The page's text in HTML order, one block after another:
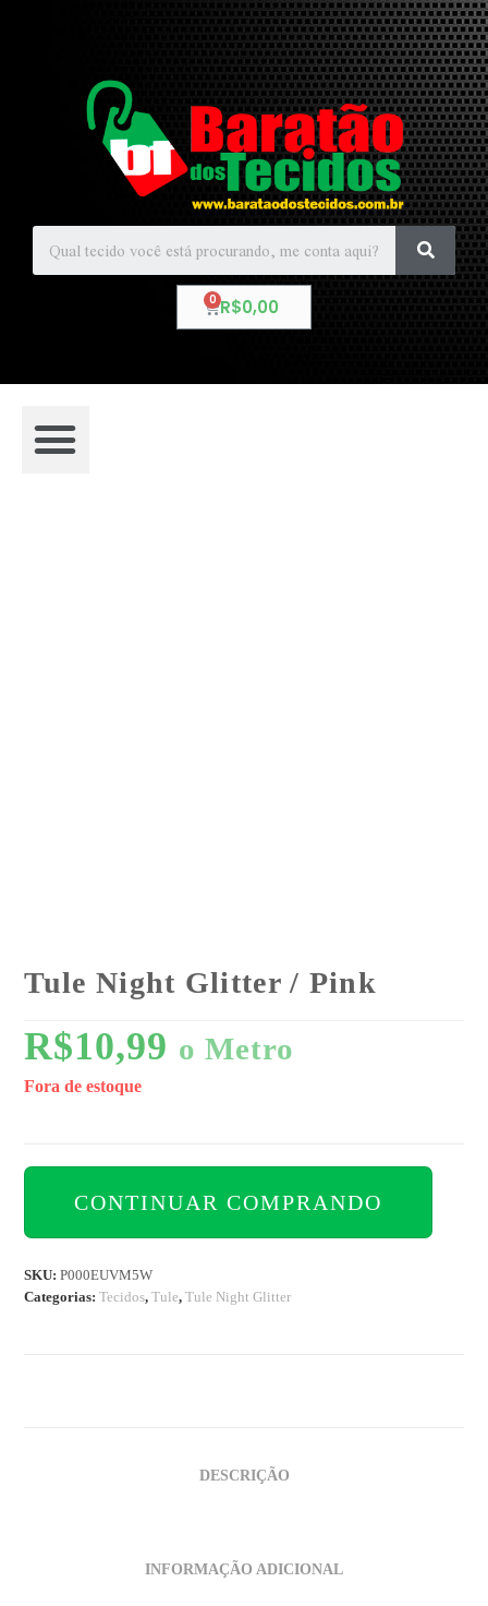
R$0,00
Tule Night Glitter / Pink
R$10,99 o Metro
Fora de estoque
CONTINUAR COMPRANDO
SKU:P000EUVM5W
Categorias:Tecidos,Tule,Tule Night Glitter
DESCRIÇÃO
INFORMAÇÃO ADICIONAL